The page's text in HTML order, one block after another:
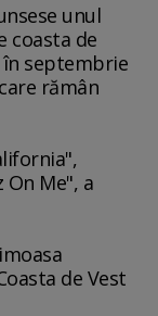
unul
coasta de
în septembrie
rămân
On Me", a
de Vest